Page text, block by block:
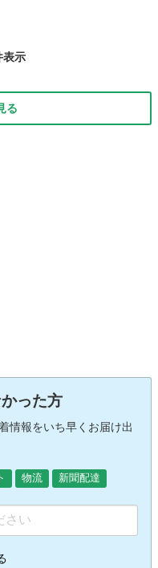
表示
る
った方
情報をいち早くお届け出
物流 新聞配達